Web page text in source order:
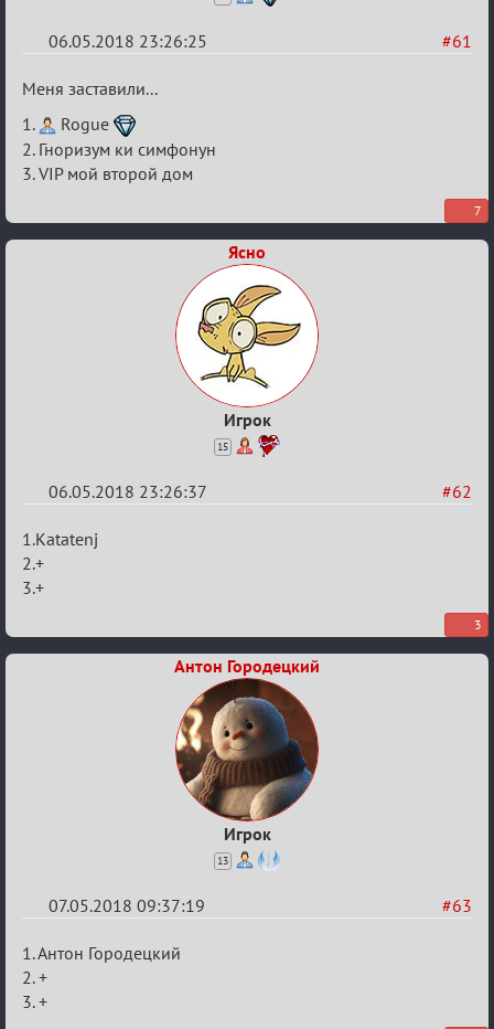
#61
06.05.2018 23:26:25
Re:
IX
Кубок
Вендетты
Меня заставили...
1.
Rogue
2. Гноризум ки симфонун
3. VIP мой второй дом
7
Ясно
Игрок
15
#62
06.05.2018 23:26:37
Re:
IX
Кубок
1.Katatenj
2.+
3.+
3
Антон Городецкий
Игрок
13
#63
07.05.2018 09:37:19
Re:
IX
Кубок
1. Антон Городецкий
2. +
3. +